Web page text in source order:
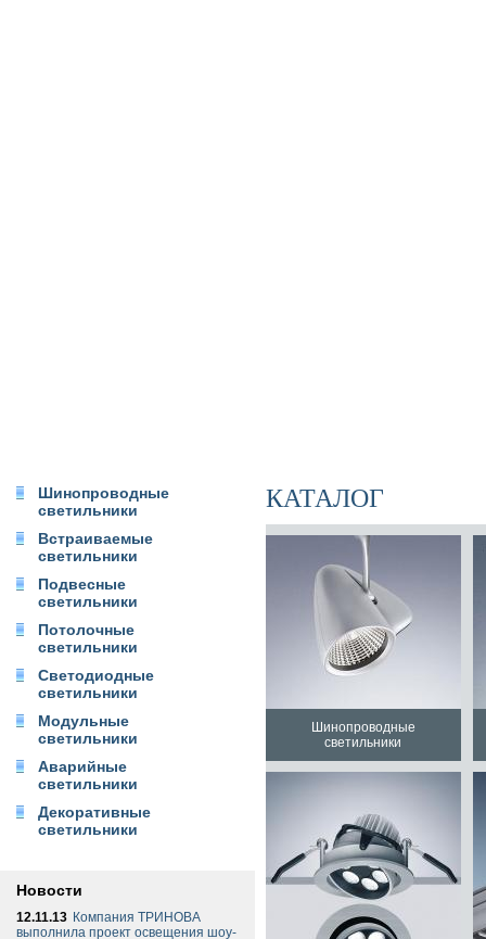
Шинопроводные
светильники
Встраиваемые
светильники
Подвесные
светильники
Потолочные
светильники
Светодиодные
светильники
Модульные
светильники
Аварийные
светильники
Декоративные
светильники
Новости
12.11.13 Компания ТРИНОВА
выполнила проект освещения шоу-
КАТАЛОГ
Шинопроводные
светильники